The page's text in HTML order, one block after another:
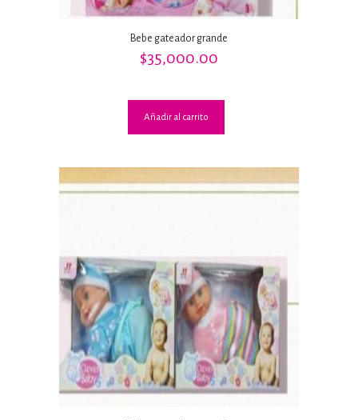
Bebe gateador grande
$35,000.00
Añadir al carrito